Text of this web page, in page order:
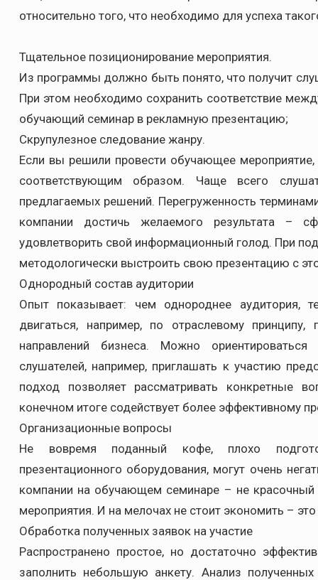
относительно того, что необходимо для успеха
Тщательное позиционирование мероприятия.
Из программы должно быть понято, что получит
При этом необходимо сохранить соответствие
обучающий семинар в рекламную презентацию;
Скрупулезное следование жанру.
Если вы решили провести обучающее
соответствующим образом. Чаще всего
предлагаемых решений. Перегруженность
компании достичь желаемого результата –
удовлетворить свой информационный голод. При
методологически выстроить свою презентацию с
Однородный состав аудитории
Опыт показывает: чем однороднее аудитория,
двигаться, например, по отраслевому
направлений бизнеса. Можно
слушателей, например, приглашать к участию
подход позволяет рассматривать конкретные
конечном итоге содействует более эффективному
Организационные вопросы
Не вовремя поданный кофе, плохо
презентационного оборудования, могут очень
компании на обучающем семинаре – не красочный
мероприятия. И на мелочах не стоит экономить –
Обработка полученных заявок на участие
Распространено простое, но достаточно
заполнить небольшую анкету. Анализ